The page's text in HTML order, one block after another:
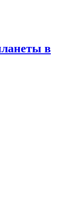
в